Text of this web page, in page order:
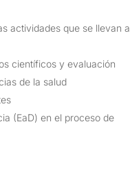
actividades que se llevan a
científicos y evaluación
de la salud
(EaD) en el proceso de